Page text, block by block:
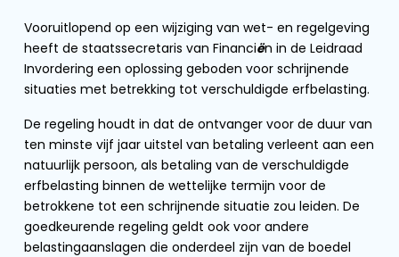
Vooruitlopend op een wijziging van wet- en regelgeving
heeft de staatssecretaris van Financiën in de Leidraad
Invordering een oplossing geboden voor schrijnende
situaties met betrekking tot verschuldigde erfbelasting.
De regeling houdt in dat de ontvanger voor de duur van
ten minste vijf jaar uitstel van betaling verleent aan een
natuurlijk persoon, als betaling van de verschuldigde
erfbelasting binnen de wettelijke termijn voor de
betrokkene tot een schrijnende situatie zou leiden. De
goedkeurende regeling geldt ook voor andere
belastingaanslagen die onderdeel zijn van de boedel